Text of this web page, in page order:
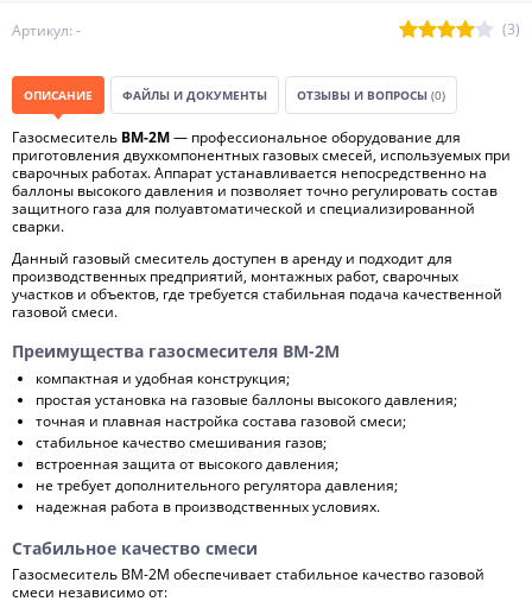
Артикул: - (3)
ОПИСАНИЕ ФАЙЛЫ И ДОКУМЕНТЫ ОТЗЫВЫ И ВОПРОСЫ (0)
Газосмеситель BM-2M— профессиональное оборудование для
приготовления двухкомпонентных газовых смесей, используемых при
сварочных работах. Аппарат устанавливается непосредственно на
баллоны высокого давления и позволяет точно регулировать состав
защитного газа для полуавтоматической и специализированной
сварки.
Данный газовый смеситель доступен в аренду и подходит для
производственных предприятий, монтажных работ, сварочных
участков и объектов, где требуется стабильная подача качественной
газовой смеси.
Преимущества газосмесителя BM-2M
компактная и удобная конструкция;
простая установка на газовые баллоны высокого давления;
точная и плавная настройка состава газовой смеси;
стабильное качество смешивания газов;
встроенная защита от высокого давления;
не требует дополнительного регулятора давления;
надежная работа в производственных условиях.
Стабильное качество смеси
Газосмеситель BM-2M обеспечивает стабильное качество газовой
смеси независимо от: